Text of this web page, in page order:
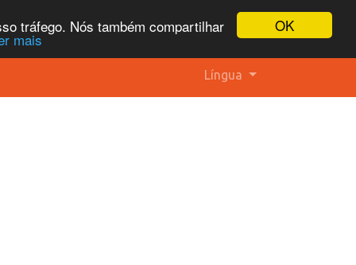
OK
tráfego. Nós também compartilhar
mais
Língua